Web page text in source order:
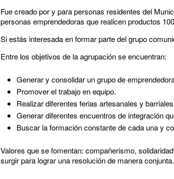
Fue creado por y para personas residentes del
personas emprendedoras que realicen productos
Si estás interesada en formar parte del grupo
Entre los objetivos de la agrupación se encuentran:
Generar y consolidar un grupo de
Promover el trabajo en equipo.
Realizar diferentes ferias artesanales y
Generar diferentes encuentros de integración
Buscar la formación constante de cada una y
Valores que se fomentan: compañerismo,
surgir para lograr una resolución de manera conjunta.